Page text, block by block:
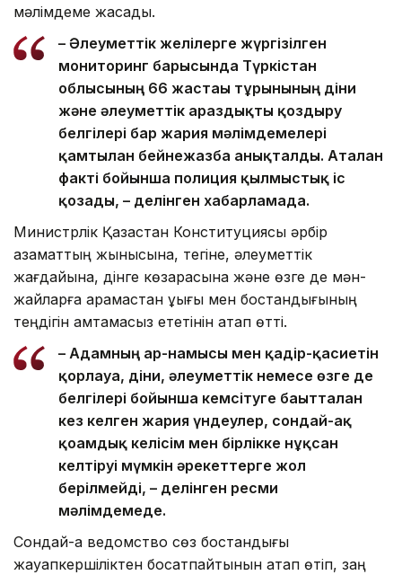
мәлімдеме жасады.
– Әлеуметтік желілерге жүргізілген
мониторинг барысында Түркістан
облысының 66 жастағы тұрғынының діни
және әлеуметтік араздықты қоздыру
белгілері бар жария мәлімдемелері
қамтылған бейнежазба анықталды. Аталған
факті бойынша полиция қылмыстық іс
қозғады, – делінген хабарламада.
Министрлік Қазақстан Конституциясы әрбір
азаматтың жынысына, тегіне, әлеуметтік
жағдайына, дінге көзқарасына және өзге де мән-
жайларға қарамастан құқығы мен бостандығының
теңдігін қамтамасыз ететінін атап өтті.
– Адамның ар-намысы мен қадір-қасиетін
қорлауға, діни, әлеуметтік немесе өзге де
белгілері бойынша кемсітуге бағытталған
кез келген жария үндеулер, сондай-ақ
қоғамдық келісім мен бірлікке нұқсан
келтіруі мүмкін әрекеттерге жол
берілмейді, – делінген ресми
мәлімдемеде.
Сондай-ақ ведомство сөз бостандығы
жауапкершіліктен босатпайтынын атап өтіп, заң